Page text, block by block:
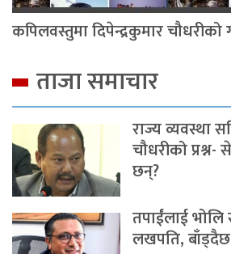
कपिलवस्तुमा दिपेन्द्रकुमार चौधरीको
ताजा समाचार
राज्य व्यवस्था
चौधरीको
छन्?
तपाईंलाई
लखपति,